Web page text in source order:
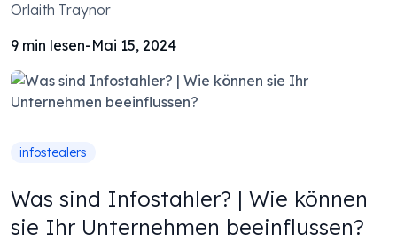
Orlaith Traynor
9 min lesen-Mai 15, 2024
infostealers
Was sind Infostahler? | Wie können
sie Ihr Unternehmen beeinflussen?